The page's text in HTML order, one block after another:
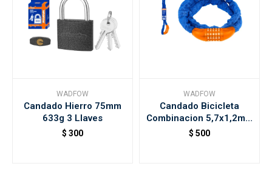
WADFOW
Candado Hierro 75mm
633g 3 Llaves
$ 300
WADFOW
Candado Bicicleta
Combinacion 5,7x1,2mts
Wadfow
$ 500